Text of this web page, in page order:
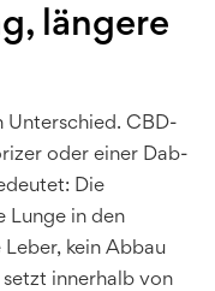
längere
Unterschied. CBD-
oder einer Dab-
Die
Lunge in den
kein Abbau
innerhalb von